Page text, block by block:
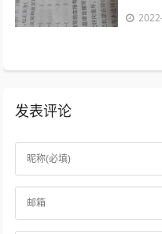
的学员
发表评论